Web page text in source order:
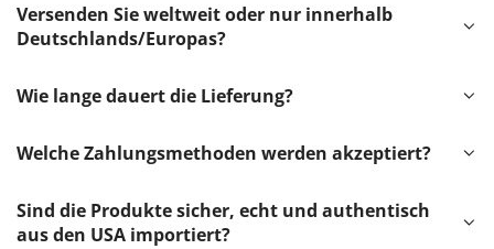
Versenden Sie weltweit oder nur innerhalb
Deutschlands/Europas?
Wie lange dauert die Lieferung?
Welche Zahlungsmethoden werden akzeptiert?
Sind die Produkte sicher, echt und authentisch
aus den USA importiert?